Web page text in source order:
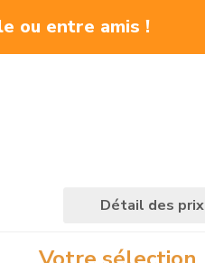
ou entre amis !
Détail des prix